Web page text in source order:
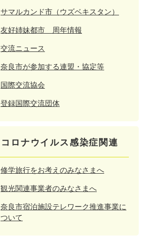
サマルカンド市（ウズベキスタン）
友好姉妹都市 周年情報
交流ニュース
奈良市が参加する連盟・協定等
国際交流協会
登録国際交流団体
コロナウイルス感染症関連
修学旅行をお考えのみなさまへ
観光関連事業者のみなさまへ
奈良市宿泊施設テレワーク推進事業に
ついて